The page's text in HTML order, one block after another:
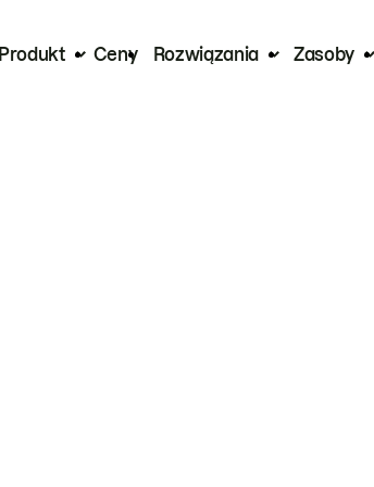
Produkt Ceny Rozwiązania Zasoby